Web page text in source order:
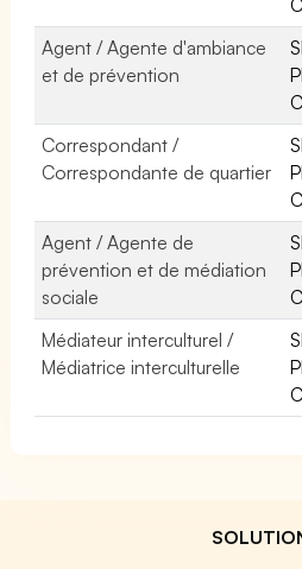
Agent / Agente d'ambiance
et de prévention
Correspondant /
Correspondante de quartier
Agent / Agente de
prévention et de médiation
sociale
Médiateur interculturel /
Médiatrice interculturelle